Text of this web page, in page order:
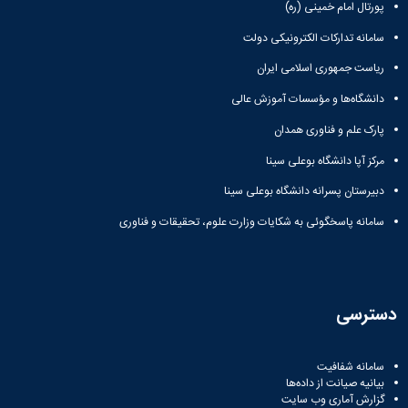
معظم
رهبری
دانشگاه
روابط
عمومی
دانشکده‌ها
شماره
تلفن‌ها
آموزش
کارکنان
تقویم
نظامنامه
اخلاق
دانش‌آموختگان
آزمایشگاه
شناسی
آزمایشگاه
هوش
ربات
و
بینایی
آزمایشگاه
پژوهش
کتابخانه
مرکزی
پایان
نامه
رساله
علم
و
حسابداری
رزن
صنایع
بهار
مجتمع
آموزش
عالی
فاطمیه
نهاوند
(ویژه
زمین
سالن‌های
ورزشی
تفریحی-
سیاحتی
دانشگاه
موزه
تاریخ
طبیعی
دانشگاه
(محمد)
پورتال امام خمینی (ره)
سامانه تدارکات الکترونیکی دولت
ریاست جمهوری اسلامی ایران
دانشگاه‌ها و مؤسسات آموزش عالی
پارک علم و فناوری همدان
مرکز آپا دانشگاه بوعلی سینا
دبیرستان پسرانه دانشگاه بوعلی سینا
سامانه پاسخگوئی به شکایات وزارت علوم، تحقیقات و فناوری
دسترسی
سامانه شفافیت
بیانیه صیانت از داده‌ها
گزارش آماری وب‌ سایت